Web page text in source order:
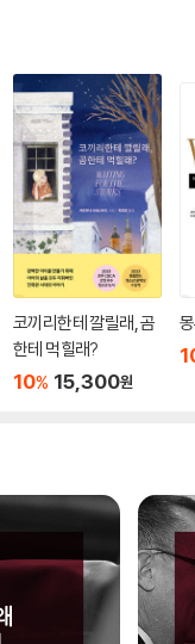
코끼리한테 깔릴래, 곰
한테 먹힐래?
10% 15,300원